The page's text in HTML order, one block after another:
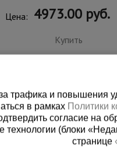
Цена: 4973.00 руб.
Купить
трафика и повышения
в рамках Политики
согласие на
технологии (блоки
странице